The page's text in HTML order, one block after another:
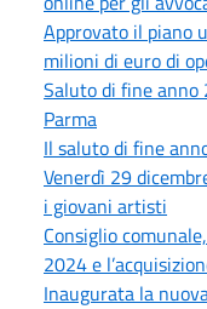
Approvato il piano
milioni di euro di
Saluto di fine anno
Parma
Il saluto di fine
Venerdì 29
i giovani artisti
Consiglio
2024 e
Inaugurata la